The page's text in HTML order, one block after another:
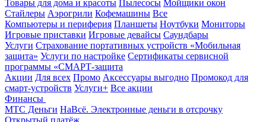
Товары для дома и красоты Пылесосы Мойщики окон
Стайлеры Аэрогрили Кофемашины Все
Компьютеры и периферия Планшеты Ноутбуки Мониторы
Игровые приставки Игровые девайсы Саундбары
Услуги Страхование портативных устройств «Мобильная
защита» Услуги по настройке Сертификаты сервисной
программы «СМАРТ-защита
Акции Для всех Промо Аксессуары выгодно Промокод для
смарт-устройств Услуги+ Все акции
Финансы
МТС Деньги НаВсё. Электронные деньги в отсрочку
Открытый платёж